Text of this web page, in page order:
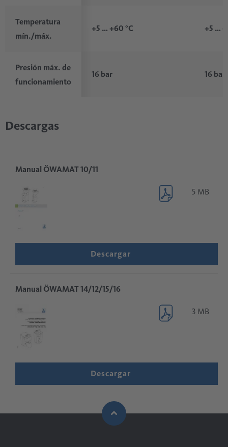
Temperatura
mín./máx.
Presión máx. de
funcionamiento
+5 … +60 °C
16 bar
+5 …
16 bar
Descargas
Manual ÖWAMAT 10/11
5 MB
Descargar
Manual ÖWAMAT 14/12/15/16
3 MB
Descargar